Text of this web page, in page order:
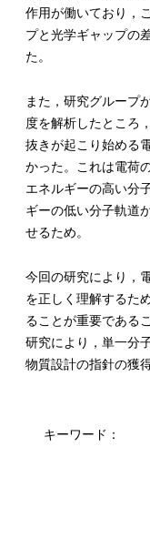
作用が働いており，
プと光学ギャップの
た。
また，研究グループ
度を解析したところ
抜きが起こり始める
かった。これは電荷
エネルギーの高い分
ギーの低い分子軌道
せるため。
今回の研究により，
を正しく理解するた
ることが重要である
研究により，単一分
物質設計の指針の獲
キーワード：